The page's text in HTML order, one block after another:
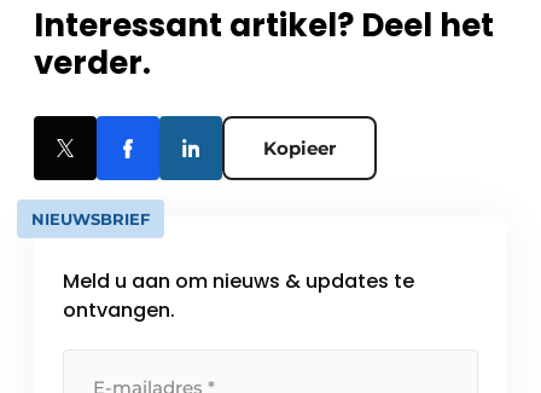
Interessant artikel? Deel het
verder.
Kopieer
NIEUWSBRIEF
Meld u aan om nieuws & updates te
ontvangen.